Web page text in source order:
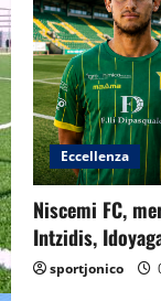
Eccellenza
Niscemi FC,
Intzidis,
sportjonico